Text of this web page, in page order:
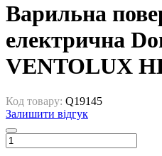
Варильна
електрична
VENTOLUX
Код товару: Q19145
Залишити відгук